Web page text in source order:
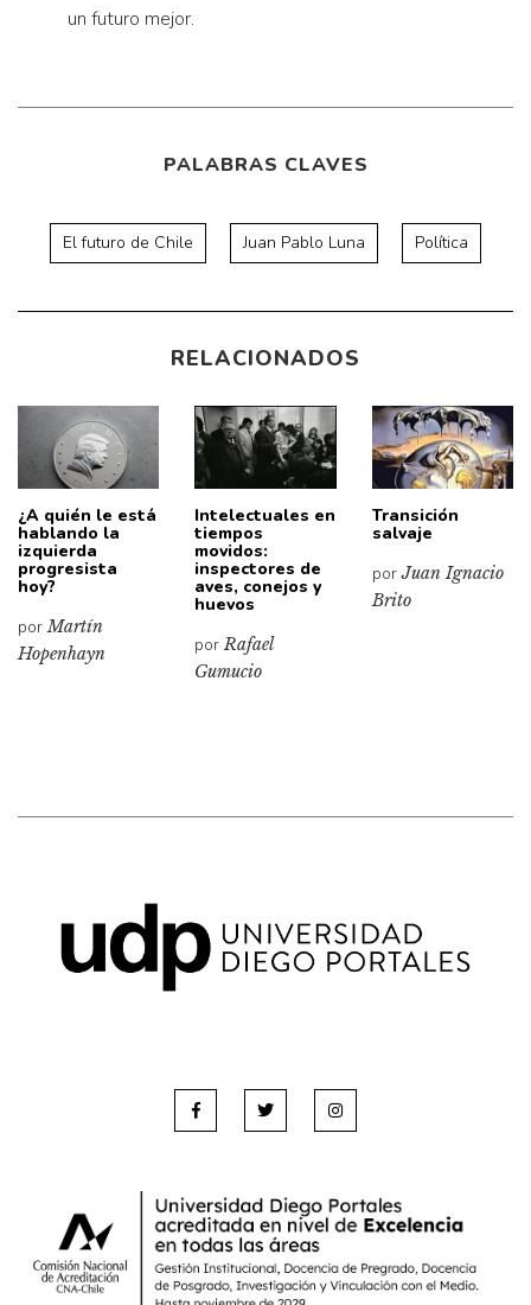
un futuro mejor.
PALABRAS CLAVES
El futuro de Chile Juan Pablo Luna Política
RELACIONADOS
¿A quién le está
hablando la
izquierda
progresista
hoy?
porMartín
Hopenhayn
Intelectuales en
tiempos
movidos:
inspectores de
aves, conejos y
huevos
porRafael
Gumucio
Transición
salvaje
porJuan Ignacio
Brito